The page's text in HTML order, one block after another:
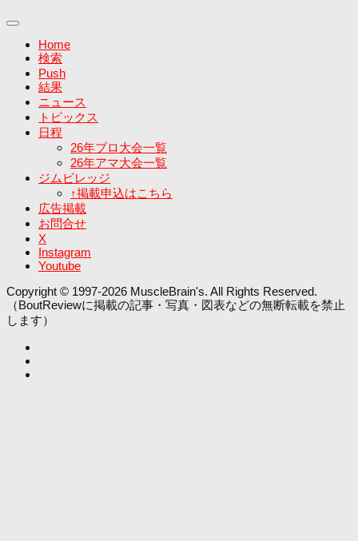
Home
検索
Push
結果
ニュース
トピックス
日程
26年プロ大会一覧
26年アマ大会一覧
ジムビレッジ
↑掲載申込はこちら
広告掲載
お問合せ
X
Instagram
Youtube
Copyright © 1997-2026 MuscleBrain's. All Rights Reserved.
（BoutReviewに掲載の記事・写真・図表などの無断転載を禁止
します）